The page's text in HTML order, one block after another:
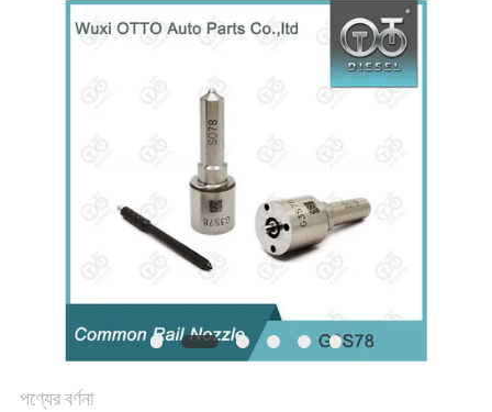
PRIVACY
পণ্যের বর্ণনা